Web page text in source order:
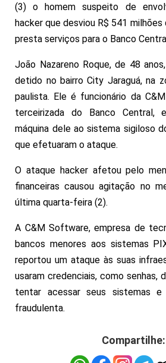
(3) o homem suspeito de
hacker que desviou R$ 541 milhões
presta serviços para o Banco
João Nazareno Roque, de 48
detido no bairro City Jaraguá, na
paulista. Ele é funcionário da
terceirizada do Banco Central,
máquina dele ao sistema sigiloso
que efetuaram o ataque.
O ataque hacker afetou pelo
financeiras causou agitação no
última quarta-feira (2).
A C&M Software, empresa de
bancos menores aos sistemas
reportou um ataque às suas
usaram credenciais, como senhas,
tentar acessar seus sistemas
fraudulenta.
Compartilhe: